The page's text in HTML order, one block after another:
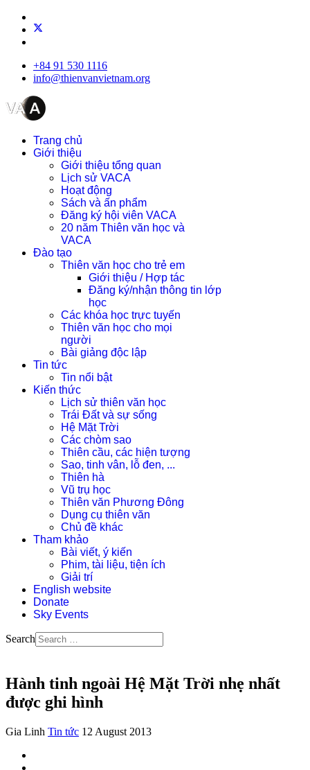
+84 91 530 1116
info@thienvanvietnam.org
Trang chủ
Giới thiệu
Giới thiệu tổng quan
Lịch sử VACA
Hoạt động
Sách và ấn phẩm
Đăng ký hội viên VACA
20 năm Thiên văn học và
VACA
Đào tạo
Thiên văn học cho trẻ em
Giới thiệu / Hợp tác
Đăng ký/nhận thông tin lớp
học
Các khóa học trực tuyến
Thiên văn học cho mọi
người
Bài giảng độc lập
Tin tức
Tin nổi bật
Kiến thức
Lịch sử thiên văn học
Trái Đất và sự sống
Hệ Mặt Trời
Các chòm sao
Thiên cầu, các hiện tượng
Sao, tinh vân, lỗ đen, ...
Thiên hà
Vũ trụ học
Thiên văn Phương Đông
Dụng cụ thiên văn
Chủ đề khác
Tham khảo
Bài viết, ý kiến
Phim, tài liệu, tiện ích
Giải trí
English website
Donate
Sky Events
Search
Hành tinh ngoài Hệ Mặt Trời nhẹ nhất
được ghi hình
Gia Linh Tin tức 12 August 2013